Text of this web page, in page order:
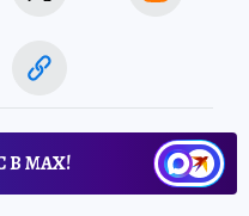
В МАХ!